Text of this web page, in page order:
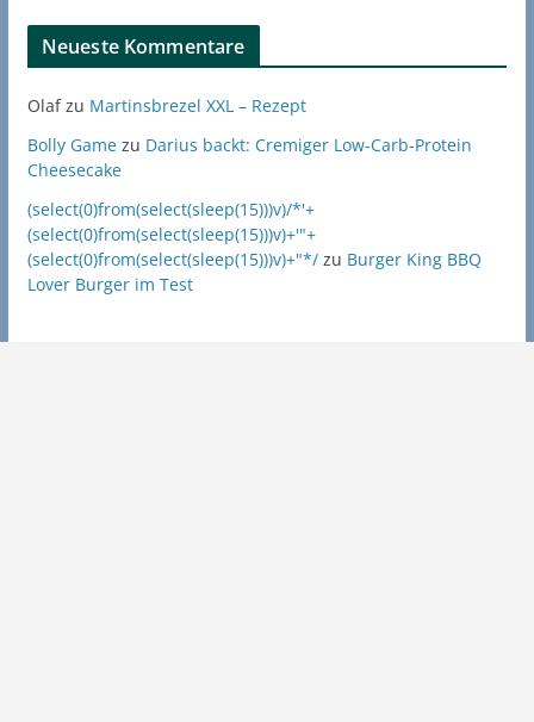
Neueste Kommentare
Olafzu Martinsbrezel XXL – Rezept
Bolly Gamezu Darius backt: Cremiger Low-Carb-Protein
Cheesecake
(select(0)from(select(sleep(15)))v)/*'+
(select(0)from(select(sleep(15)))v)+'"+
(select(0)from(select(sleep(15)))v)+"*/zu Burger King BBQ
Lover Burger im Test